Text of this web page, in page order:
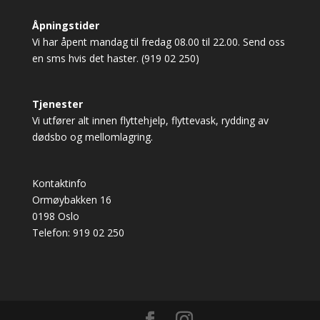
Åpningstider
Vi har åpent mandag til fredag 08.00 til 22.00. Send oss
en sms hvis det haster. (919 02 250)
Tjenester
Vi utfører alt innen flyttehjelp, flyttevask, rydding av
dødsbo og mellomlagring.
Kontaktinfo
Ormøybakken 16
0198 Oslo
Telefon: 919 02 250